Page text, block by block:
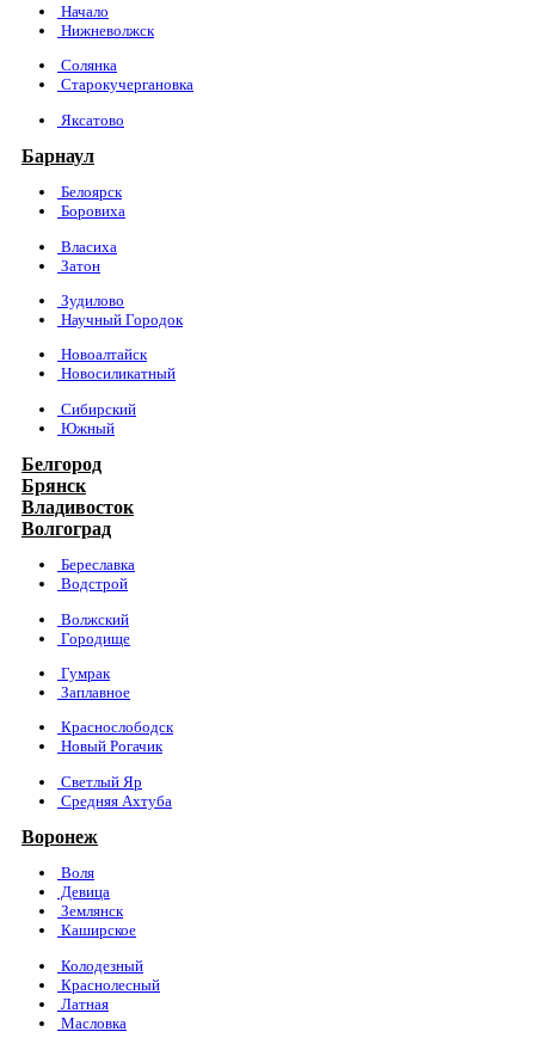
Начало
Нижневолжск
Солянка
Старокучергановка
Яксатово
Барнаул
Белоярск
Боровиха
Власиха
Затон
Зудилово
Научный Городок
Новоалтайск
Новосиликатный
Сибирский
Южный
Белгород
Брянск
Владивосток
Волгоград
Береславка
Водстрой
Волжский
Городище
Гумрак
Заплавное
Краснослободск
Новый Рогачик
Светлый Яр
Средняя Ахтуба
Воронеж
Воля
Девица
Землянск
Каширское
Колодезный
Краснолесный
Латная
Масловка